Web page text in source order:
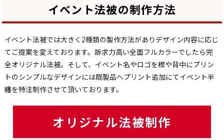
イベント法被の制作方法
イベント法被では大きく2種類の製作方法がありデザイン内容に応じ
てご提案を変えております。訴求力高い全面フルカラーでしたら完
全オリジナル法被。そして、イベント名やロゴを襟や背中にプリン
トのシンプルなデザインには既製品へプリント追加にてイベント半
纏を特注制作させて頂いております。
オリジナル法被制作